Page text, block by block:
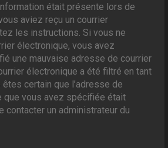
était présente lors de
aviez reçu un courrier
les instructions. Si vous ne
électronique, vous avez
une mauvaise adresse de courrier
électronique a été filtré en tant
certain que l’adresse de
que vous avez spécifiée était
contacter un administrateur du